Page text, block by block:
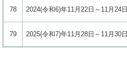
78 2024(令和6)年11月22日～11月24日
79 2025(令和7)年11月28日～11月30日